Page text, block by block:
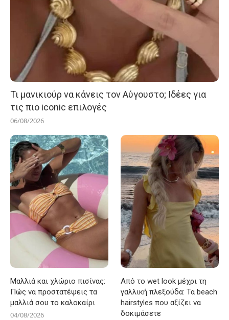
Τι μανικιούρ να κάνεις τον Αύγουστο; Ιδέες για
τις πιο iconic επιλογές
06/08/2026
Μαλλιά και χλώριο πισίνας:
Πώς να προστατέψεις τα
μαλλιά σου το καλοκαίρι
04/08/2026
Από το wet look μέχρι τη
γαλλική πλεξούδα: Τα beach
hairstyles που αξίζει να
δοκιμάσετε